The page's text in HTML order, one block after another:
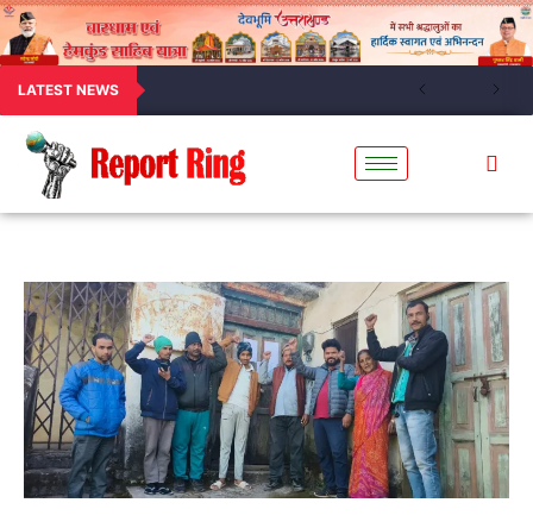
LATEST NEWS